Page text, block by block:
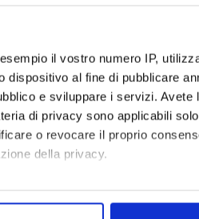
il vostro numero IP,
al fine di pubblicare
e sviluppare i servizi. Avete
di privacy sono applicabili
o revocare il proprio
della privacy.